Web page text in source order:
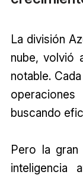
La división
nube, volvió
notable.
buscando
Pero la
inteligencia